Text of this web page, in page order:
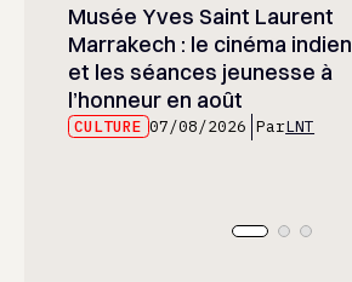
Musée Yves Saint Laurent
Marrakech : le cinéma indien
et les séances jeunesse à
l’honneur en août
CULTURE 07/08/2026 ParLNT